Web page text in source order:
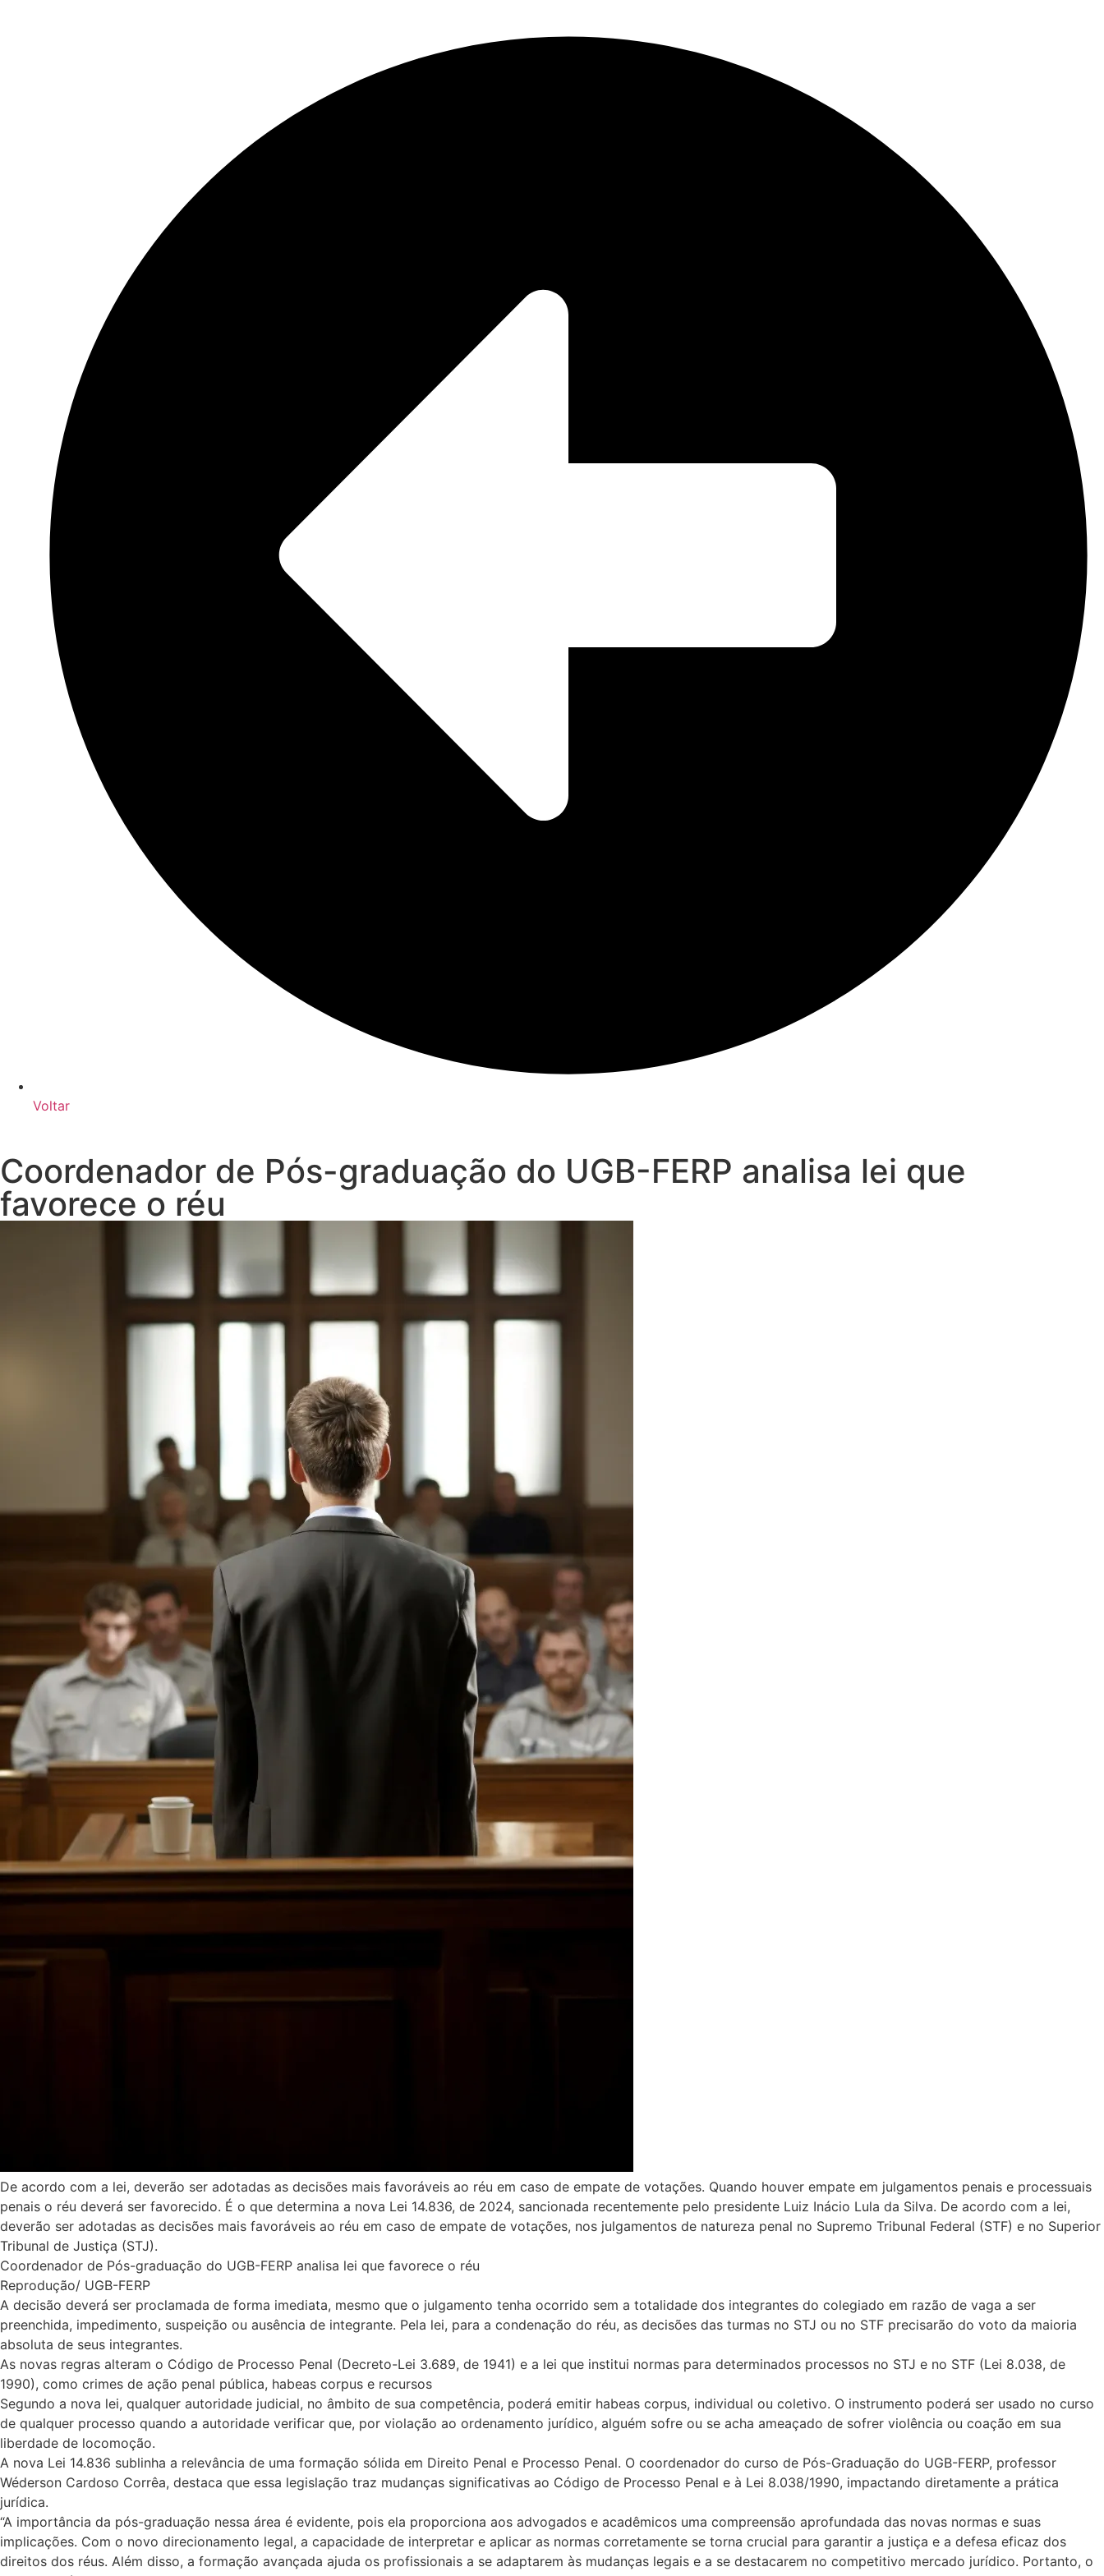
Voltar
Coordenador de Pós-graduação do UGB-FERP analisa lei que
favorece o réu
De acordo com a lei, deverão ser adotadas as decisões mais favoráveis ao réu em caso de empate de votações. Quando houver empate em julgamentos penais e processuais
penais o réu deverá ser favorecido. É o que determina a nova Lei 14.836, de 2024, sancionada recentemente pelo presidente Luiz Inácio Lula da Silva. De acordo com a lei,
deverão ser adotadas as decisões mais favoráveis ao réu em caso de empate de votações, nos julgamentos de natureza penal no Supremo Tribunal Federal (STF) e no Superior
Tribunal de Justiça (STJ).
Coordenador de Pós-graduação do UGB-FERP analisa lei que favorece o réu
Reprodução/ UGB-FERP
A decisão deverá ser proclamada de forma imediata, mesmo que o julgamento tenha ocorrido sem a totalidade dos integrantes do colegiado em razão de vaga a ser
preenchida, impedimento, suspeição ou ausência de integrante. Pela lei, para a condenação do réu, as decisões das turmas no STJ ou no STF precisarão do voto da maioria
absoluta de seus integrantes.
As novas regras alteram o Código de Processo Penal (Decreto-Lei 3.689, de 1941) e a lei que institui normas para determinados processos no STJ e no STF (Lei 8.038, de
1990), como crimes de ação penal pública, habeas corpus e recursos
Segundo a nova lei, qualquer autoridade judicial, no âmbito de sua competência, poderá emitir habeas corpus, individual ou coletivo. O instrumento poderá ser usado no curso
de qualquer processo quando a autoridade verificar que, por violação ao ordenamento jurídico, alguém sofre ou se acha ameaçado de sofrer violência ou coação em sua
liberdade de locomoção.
A nova Lei 14.836 sublinha a relevância de uma formação sólida em Direito Penal e Processo Penal. O coordenador do curso de Pós-Graduação do UGB-FERP, professor
Wéderson Cardoso Corrêa, destaca que essa legislação traz mudanças significativas ao Código de Processo Penal e à Lei 8.038/1990, impactando diretamente a prática
jurídica.
“A importância da pós-graduação nessa área é evidente, pois ela proporciona aos advogados e acadêmicos uma compreensão aprofundada das novas normas e suas
implicações. Com o novo direcionamento legal, a capacidade de interpretar e aplicar as normas corretamente se torna crucial para garantir a justiça e a defesa eficaz dos
direitos dos réus. Além disso, a formação avançada ajuda os profissionais a se adaptarem às mudanças legais e a se destacarem no competitivo mercado jurídico. Portanto, o